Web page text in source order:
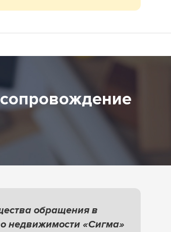
обращения в
недвижимости «Сигма»